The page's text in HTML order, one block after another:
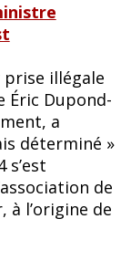
prise illégale
Éric Dupond-
a
déterminé »
s’est
de
l’origine de